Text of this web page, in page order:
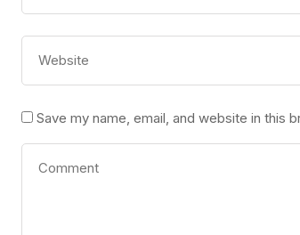
Save my name, email, and website in this